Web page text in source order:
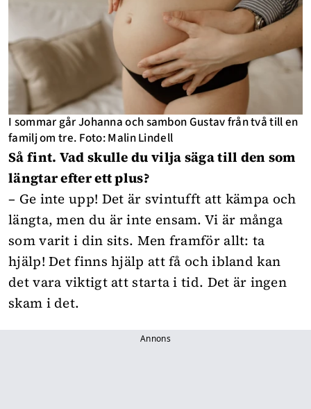
I sommar går Johanna och sambon Gustav från två till en
familj om tre. Foto: Malin Lindell
Så fint. Vad skulle du vilja säga till den som
längtar efter ett plus?
– Ge inte upp! Det är svintufft att kämpa och
längta, men du är inte ensam. Vi är många
som varit i din sits. Men framför allt: ta
hjälp! Det finns hjälp att få och ibland kan
det vara viktigt att starta i tid. Det är ingen
skam i det.
Annons